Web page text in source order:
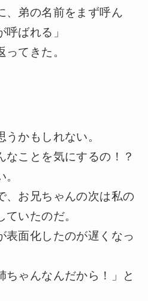
、弟の名前をまず呼ん
ばれる」
てきた。
かもしれない。
ことを気にするの！？
、お兄ちゃんの次は私の
いたのだ。
表面化したのが遅くなっ
ちゃんなんだから！」と